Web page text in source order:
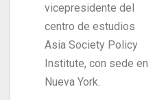
vicepresidente del
centro de estudios
Asia Society Policy
Institute, con sede en
Nueva York.